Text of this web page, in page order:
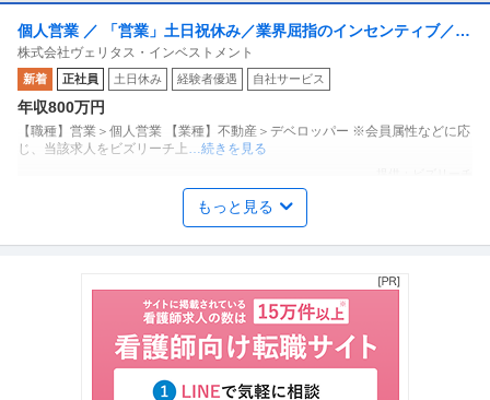
個人営業 ／ 「営業」土日祝休み／業界屈指のインセンティブ／残
業月10h
株式会社ヴェリタス・インベストメント
新着 正社員 土日休み 経験者優遇 自社サービス
年収800万円
【職種】営業＞個人営業 【業種】不動産＞デベロッパー ※会員属性などに応
じ、当該求人をビズリーチ上 …続きを見る
商品企画 ／ 「商品企画／マーケティングマネージャー」「たべっ
子どうぶつ」でお馴染みのお菓子メーカー ギンビス「「しみチョ
ココーン」「アスパラガス」などのロングセラー商品を製造／土
日祝休み／転勤なし／勤務地日本橋」（株式会社ギンビス）
株式会社ギンビス
年収800万円〜1,200万円
【職種】マーケティング＞商品企画 【業種】メーカー＞食品・飲料 ※会員属
性などに応じ、当該求人をビ…続きを見る
もっと見る